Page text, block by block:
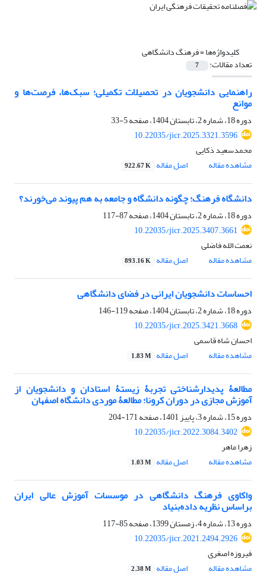
کلیدواژه‌ها =فرهنگ دانشگاهی
تعداد مقالات: 7
راهنمایی دانشجویان در تحصیلات تکمیلی؛ سبک‌ها، فرصت‌ها و
موانع
دوره 18، شماره 2، تابستان 1404، صفحه
5-33
10.22035/jicr.2025.3321.3596
محمدسعید ذکایی
مشاهده مقاله
اصل مقاله 922.67 K
دانشگاه فرهنگ؛ چگونه دانشگاه و جامعه به هم پیوند می‌خورند؟
دوره 18، شماره 2، تابستان 1404، صفحه
87-117
10.22035/jicr.2025.3407.3661
نعمت الله فاضلی
مشاهده مقاله
اصل مقاله 893.16 K
احساسات دانشجویان ایرانی در فضای دانشگاهی
دوره 18، شماره 2، تابستان 1404، صفحه
119-146
10.22035/jicr.2025.3421.3668
احسان شاه قاسمی
مشاهده مقاله
اصل مقاله 1.83 M
مطالعۀ پدیدارشناختی تجربۀ زیستۀ استادان و دانشجویان از
آموزش مجازی در دوران کرونا؛ مطالعۀ موردی دانشگاه اصفهان
دوره 15، شماره 3، پاییز 1401، صفحه
171-204
10.22035/jicr.2022.3084.3402
زهرا ماهر
مشاهده مقاله
اصل مقاله 1.03 M
واکاوی فرهنگ دانشگاهی در موسسات آموزش عالی ایران
براساس نظریه داده‌بنیاد
دوره 13، شماره 4، زمستان 1399، صفحه
85-117
10.22035/jicr.2021.2494.2926
فیروزه اصغری
مشاهده مقاله
اصل مقاله 2.38 M